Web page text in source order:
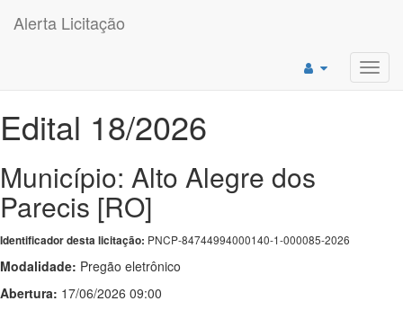
Alerta Licitação
Edital 18/2026
Município: Alto Alegre dos
Parecis [RO]
Identificador desta licitação: PNCP-84744994000140-1-000085-2026
Modalidade: Pregão eletrônico
Abertura: 17/06/2026 09:00